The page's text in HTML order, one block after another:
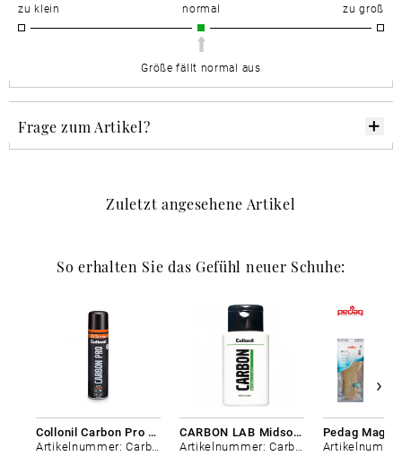
zu klein normal zu groß
Größe fällt normal aus
Frage zum Artikel?
Zuletzt angesehene Artikel
So erhalten Sie das Gefühl neuer Schuhe:
Collonil Carbon Pro 400 ml
Artikelnummer: Carbon-0
CARBON LAB Midsole Cleaner
Artikelnummer: Carbon-0